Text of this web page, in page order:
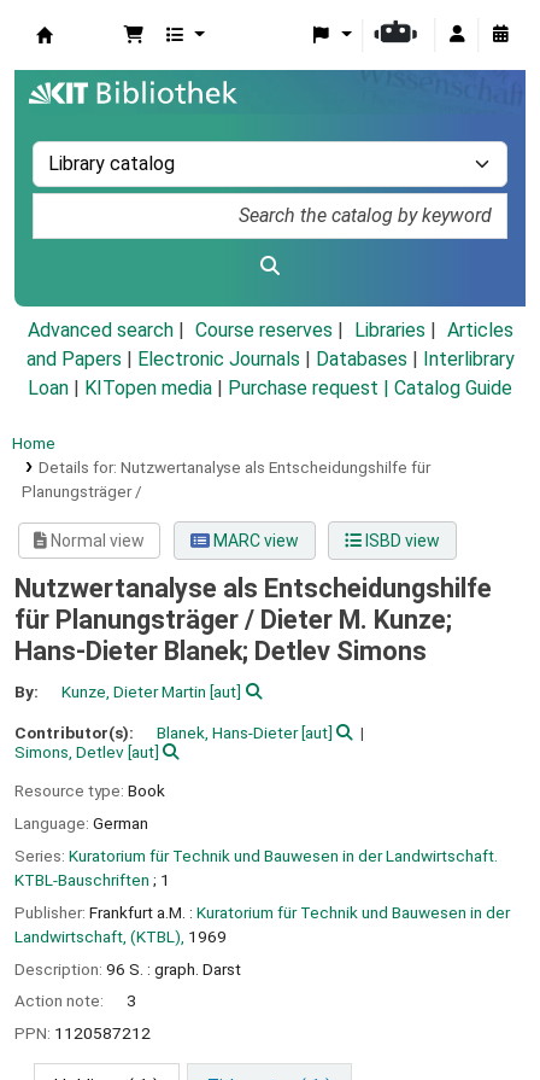
Advanced search Course reserves Libraries
Articles
and Papers
Electronic Journals Databases
Interlibrary
Loan
KITopen media Purchase request | Catalog Guide
Home
Details for: Nutzwertanalyse als Entscheidungshilfe für
Planungsträger /
Normal view MARC view ISBD view
Nutzwertanalyse als Entscheidungshilfe
für Planungsträger / Dieter M. Kunze;
Hans-Dieter Blanek; Detlev Simons
By: Kunze, Dieter Martin [aut]
Contributor(s): Blanek, Hans-Dieter[aut]
Simons, Detlev[aut]
Resource type: Book
Language: German
Series: Kuratorium für Technik und Bauwesen in der Landwirtschaft.
KTBL-Bauschriften ; 1
Publisher: Frankfurt a.M. : Kuratorium für Technik und Bauwesen in der
Landwirtschaft, (KTBL), 1969
Description: 96 S. : graph. Darst
Action note:
3
PPN: 1120587212